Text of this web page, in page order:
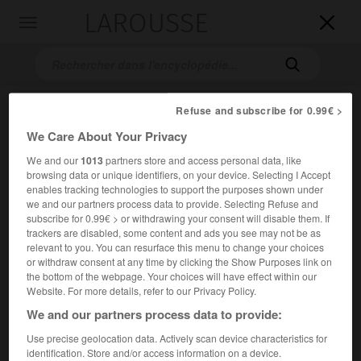


Accueil> Encyclopédie [musdico] >Gerald Moore
GeraldMoore
Cet article est extrait de l'ouvrage Larousse « Dictionnaire
de la musique ».
Pianiste anglais (Watford 1899 – Penn, Buckinghamshire,
Refuse and subscribe for 0.99€ >
We Care About Your Privacy
We and our1013partners store and access personal data, like
browsing data or unique identifiers, on your device. Selecting I Accept
enables tracking technologies to support the purposes shown under
we and our partners process data to provide. Selecting Refuse and
subscribe for 0.99€ > or withdrawing your consent will disable them. If
trackers are disabled, some content and ads you see may not be as
relevant to you. You can resurface this menu to change your choices
or withdraw consent at any time by clicking the Show Purposes link on
the bottom of the webpage. Your choices will have effect within our
Website. For more details, refer to our Privacy Policy.
We and our partners process data to provide:
Use precise geolocation data. Actively scan device characteristics for
identification. Store and/or access information on a device.